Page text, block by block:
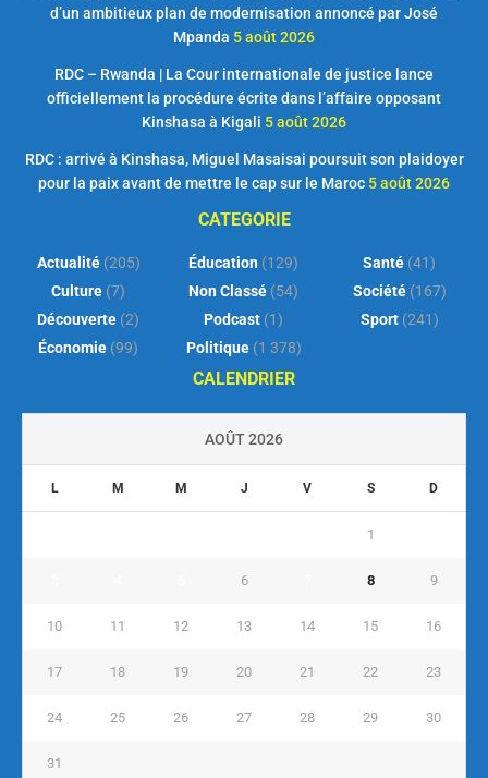
d’un ambitieux plan de modernisation annoncé par José
Mpanda 5 août 2026
RDC – Rwanda | La Cour internationale de justice lance
officiellement la procédure écrite dans l’affaire opposant
Kinshasa à Kigali 5 août 2026
RDC : arrivé à Kinshasa, Miguel Masaisai poursuit son plaidoyer
pour la paix avant de mettre le cap sur le Maroc 5 août 2026
CATEGORIE
Actualité(205)
Culture (7)
Découverte (2)
Économie (99)
Éducation (129)
Non Classé (54)
Podcast (1)
Politique(1 378)
Santé (41)
Société(167)
Sport(241)
CALENDRIER
AOÛT 2026
L M M J V S D
1
6 8 9
10 11 12 13 14 15 16
17 18 19 20 21 22 23
24 25 26 27 28 29 30
31